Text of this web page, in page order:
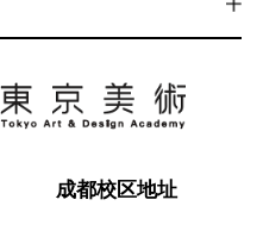
成都校区地址